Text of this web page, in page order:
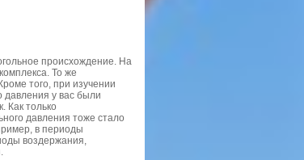
происхождение. На
То же
того, при изучении
у вас были
Как только
давления тоже стало
в периоды
воздержания,